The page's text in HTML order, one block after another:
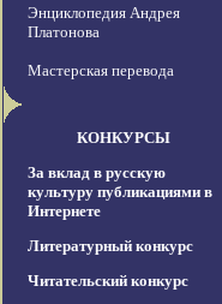
Энциклопедия Андрея
Платонова
Мастерская перевода
КОНКУРСЫ
За вклад в русскую
культуру публикациями в
Интернете
Литературный конкурс
Читательский конкурс